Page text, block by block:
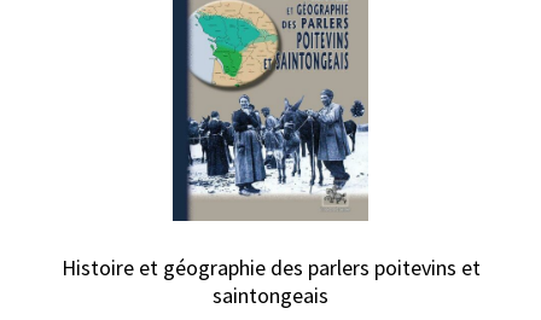
Histoire et géographie des parlers poitevins et
saintongeais